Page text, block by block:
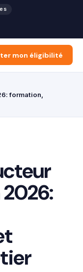
Reconversion
mon éligibilité
formation,